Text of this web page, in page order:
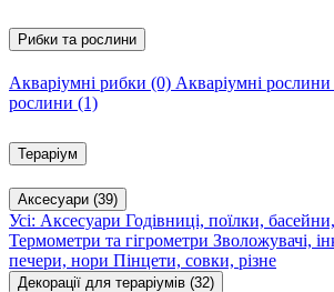
Рибки та рослини
Акваріумні рибки (0) Акваріумні рослини
рослини (1)
Тераріум
Аксесуари (39)
Усі: Аксесуари Годівниці, поїлки,
Термометри та гігрометри Зволожувачі,
печери, нори Пінцети, совки, різне
Декорації для тераріумів (32)